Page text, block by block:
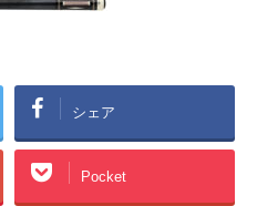
シェア
Pocket